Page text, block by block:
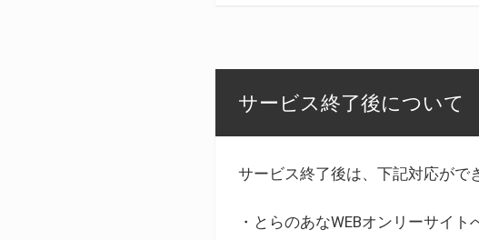
サービス終了後について
サービス終了後は、下記対応がで
・とらのあなWEBオンリーサイト